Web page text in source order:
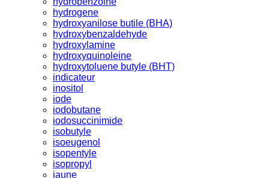
hydrogene
hydroxyanilose butile (BHA)
hydroxybenzaldehyde
hydroxylamine
hydroxyquinoleine
hydroxytoluene butyle (BHT)
indicateur
inositol
iode
iodobutane
iodosuccinimide
isobutyle
isoeugenol
isopentyle
isopropyl
jaune